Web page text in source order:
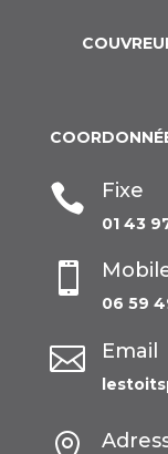
 Fixe
01 43

06 59
 Email